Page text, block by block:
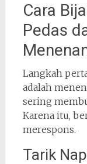
Cara
Pedas
Langkah
adalah
sering
Karena itu,
merespons.
Tarik